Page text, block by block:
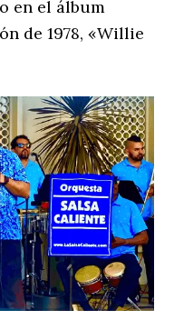
en el álbum
de 1978, «Willie